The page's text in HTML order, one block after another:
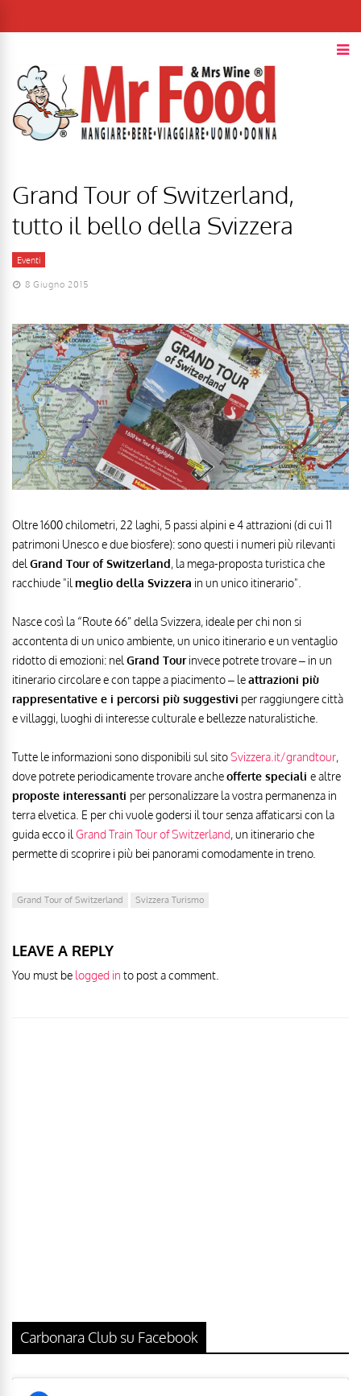
Grand Tour of Switzerland,
tutto il bello della Svizzera
Eventi
8 Giugno 2015
Oltre 1600 chilometri, 22 laghi, 5 passi alpini e 4 attrazioni (di cui 11
patrimoni Unesco e due biosfere): sono questi i numeri più rilevanti
delGrand Tour of Switzerland, la mega-proposta turistica che
racchiude "ilmeglio della Svizzera in un unico itinerario".
Nasce così la “Route 66” della Svizzera, ideale per chi non si
accontenta di un unico ambiente, un unico itinerario e un ventaglio
ridotto di emozioni: nelGrand Tourinvece potrete trovare – in un
itinerario circolare e con tappe a piacimento – leattrazioni più
rappresentative e i percorsi più suggestivi per raggiungere città
e villaggi, luoghi di interesse culturale e bellezze naturalistiche.
Tutte le informazioni sono disponibili sul sitoSvizzera.it/grandtour,
dove potrete periodicamente trovare ancheofferte speciali e altre
proposte interessanti per personalizzare la vostra permanenza in
terra elvetica. E per chi vuole godersi il tour senza affaticarsi con la
guida ecco ilGrand Train Tour of Switzerland, un itinerario che
permette di scoprire i più bei panorami comodamente in treno.
Grand Tour of Switzerland Svizzera Turismo
LEAVE A REPLY
You must be logged in to post a comment.
Carbonara Club su Facebook